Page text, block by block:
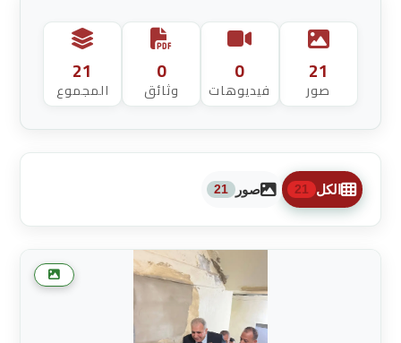
21
صور
0
فيديوهات
0
وثائق
21
المجموع
الكل 21 صور 21